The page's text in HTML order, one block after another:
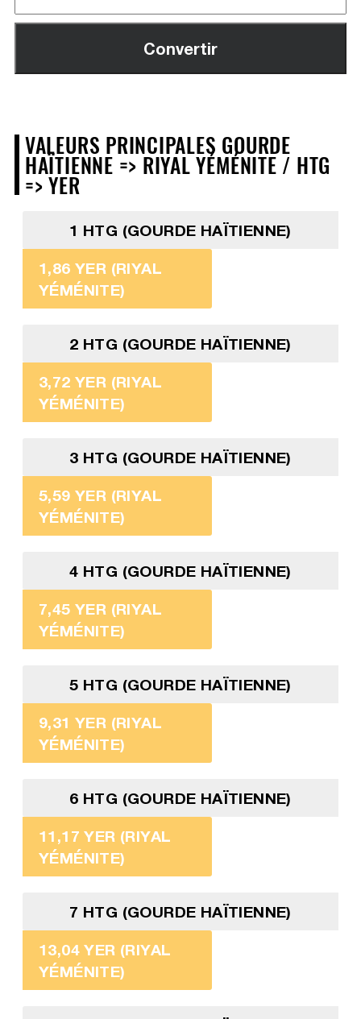
VALEURS PRINCIPALES GOURDE
HAÏTIENNE => RIYAL YÉMÉNITE / HTG
=> YER
1 HTG (GOURDE HAÏTIENNE)
1,86 YER (RIYAL
YÉMÉNITE)
2 HTG (GOURDE HAÏTIENNE)
3,72 YER (RIYAL
YÉMÉNITE)
3 HTG (GOURDE HAÏTIENNE)
5,59 YER (RIYAL
YÉMÉNITE)
4 HTG (GOURDE HAÏTIENNE)
7,45 YER (RIYAL
YÉMÉNITE)
5 HTG (GOURDE HAÏTIENNE)
9,31 YER (RIYAL
YÉMÉNITE)
6 HTG (GOURDE HAÏTIENNE)
11,17 YER (RIYAL
YÉMÉNITE)
7 HTG (GOURDE HAÏTIENNE)
13,04 YER (RIYAL
YÉMÉNITE)